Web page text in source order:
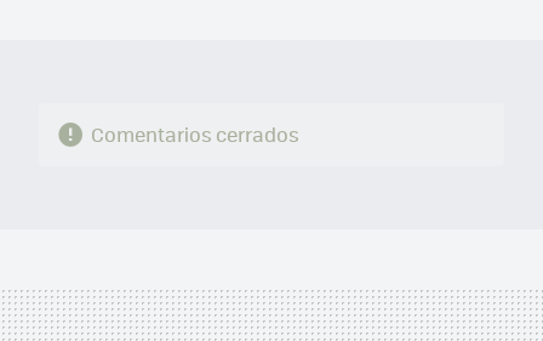
Comentarios cerrados